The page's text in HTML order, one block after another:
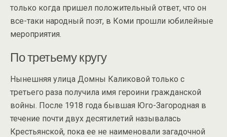
только когда пришел положительный ответ, что он
все-таки народный поэт, в Коми прошли юбилейные
мероприятия.
По третьему кругу
Нынешняя улица Домны Каликовой только с
третьего раза получила имя героини гражданской
войны. После 1918 года бывшая Юго-Загородная в
течение почти двух десятилетий называлась
Крестьянской, пока ее не наименовали загадочной